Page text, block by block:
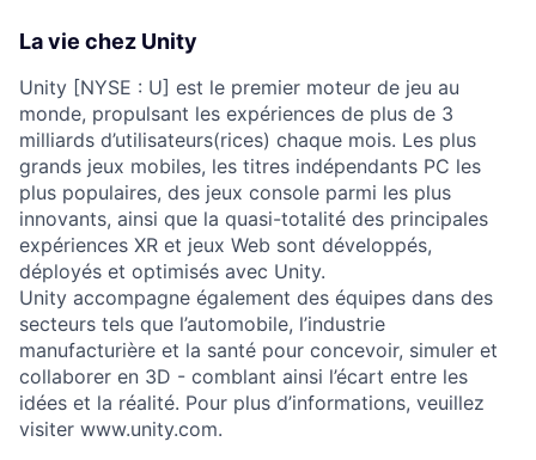
La vie chez Unity
Unity [NYSE : U] est le premier moteur de jeu au
monde, propulsant les expériences de plus de 3
milliards d’utilisateurs(rices) chaque mois. Les plus
grands jeux mobiles, les titres indépendants PC les
plus populaires, des jeux console parmi les plus
innovants, ainsi que la quasi-totalité des principales
expériences XR et jeux Web sont développés,
déployés et optimisés avec Unity.
Unity accompagne également des équipes dans des
secteurs tels que l’automobile, l’industrie
manufacturière et la santé pour concevoir, simuler et
collaborer en 3D - comblant ainsi l’écart entre les
idées et la réalité. Pour plus d’informations, veuillez
visiter www.unity.com.